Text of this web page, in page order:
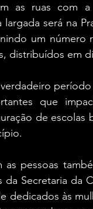
as ruas com
será na
um número
distribuídos em
que
de
pessoas
Secretaria da
dedicados às